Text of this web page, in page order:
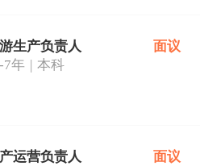
生产负责人
7年 本科
面议
运营负责人
面议